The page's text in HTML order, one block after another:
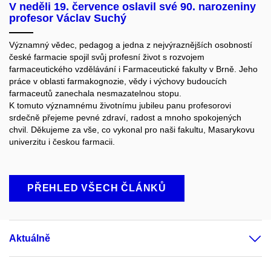
V neděli 19. července oslavil své 90. narozeniny
profesor Václav Suchý
Významný vědec, pedagog a jedna z nejvýraznějších osobností
české farmacie spojil svůj profesní život s rozvojem
farmaceutického vzdělávání i Farmaceutické fakulty v Brně. Jeho
práce v oblasti farmakognozie, vědy i výchovy budoucích
farmaceutů zanechala nesmazatelnou stopu.
K tomuto významnému životnímu jubileu panu profesorovi
srdečně přejeme pevné zdraví, radost a mnoho spokojených
chvil. Děkujeme za vše, co vykonal pro naši fakultu, Masarykovu
univerzitu i českou farmacii.
PŘEHLED VŠECH ČLÁNKŮ
Aktuálně